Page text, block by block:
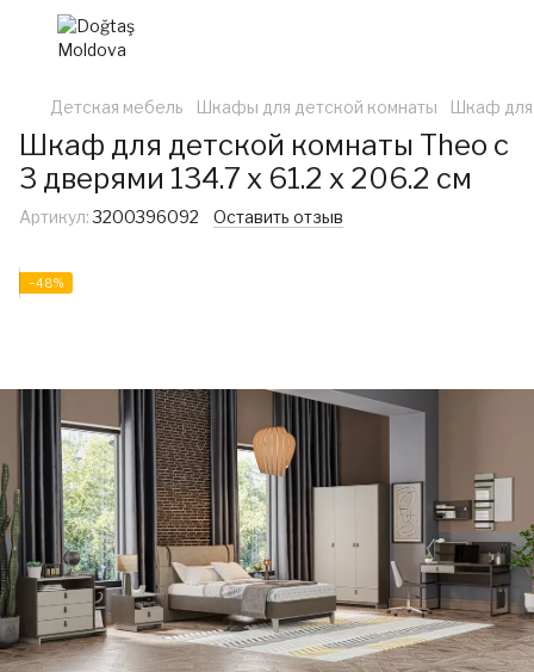
Детская мебель Шкафы для детской комнаты Шкаф для
Шкаф для детской комнаты Theo с
3 дверями 134.7 x 61.2 x 206.2 см
Артикул:3200396092 Оставить отзыв
−48%